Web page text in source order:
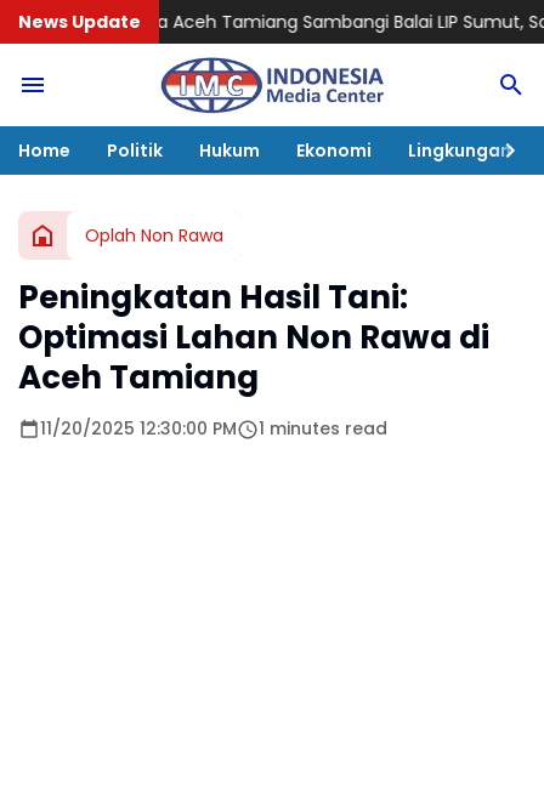
News Update
Aceh Tamiang Sambangi Balai LIP Sumut, Sampaikan
Home Politik Hukum Ekonomi Lingkungan
Oplah Non Rawa
Peningkatan Hasil Tani:
Optimasi Lahan Non Rawa di
Aceh Tamiang
11/20/2025 12:30:00 PM 1 minutes read